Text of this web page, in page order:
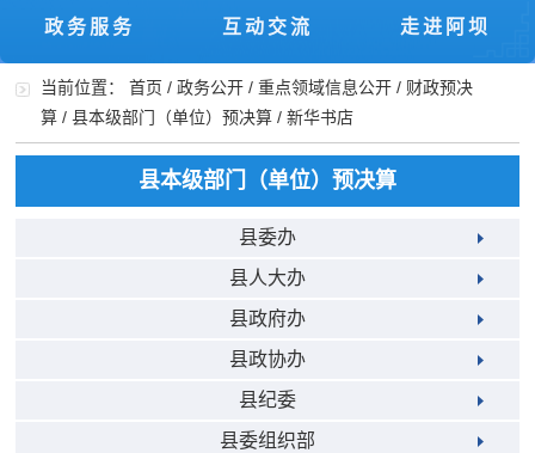
政务服务 互动交流 走进阿坝
当前位置：首页 /政务公开 /重点领域信息公开 / 财政预决
算 /县本级部门（单位）预决算 /新华书店
县本级部门（单位）预决算
县委办
县人大办
县政府办
县政协办
县纪委
县委组织部